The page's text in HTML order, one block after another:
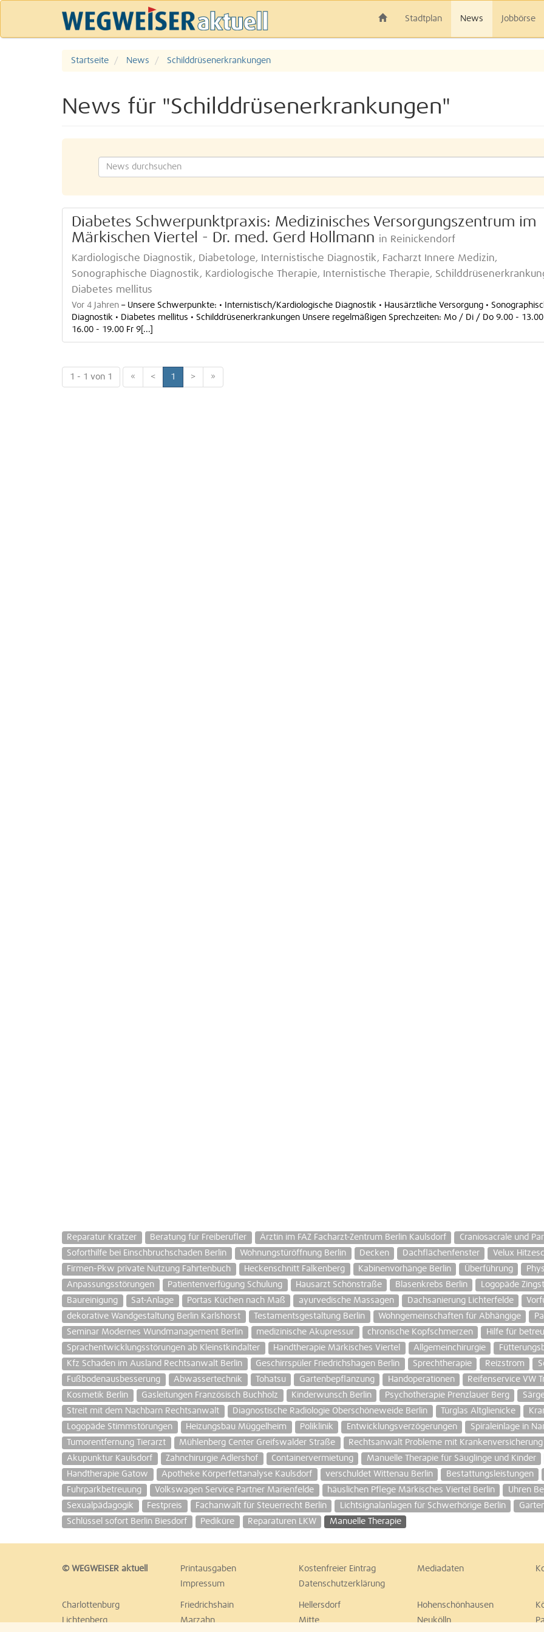
Stadtplan News Jobbörse
Startseite News Schilddrüsenerkrankungen
News für "Schilddrüsenerkrankungen"
Diabetes Schwerpunktpraxis: Medizinisches Versorgungszentrum im
Märkischen Viertel - Dr. med. Gerd Hollmann in Reinickendorf
Kardiologische Diagnostik, Diabetologe, Internistische Diagnostik, Facharzt Innere Medizin,
Sonographische Diagnostik, Kardiologische Therapie, Internistische Therapie,
Diabetes mellitus
Vor 4 Jahren – Unsere Schwerpunkte: • Internistisch/Kardiologische Diagnostik • Hausärztliche Versorgung •
Diagnostik • Diabetes mellitus • Schilddrüsenerkrankungen Unsere regelmäßigen Sprechzeiten: Mo / Di / Do 9.00 -
16.00 - 19.00 Fr 9[...]
1 - 1 von 1 « < 1 > »
Reparatur Kratzer Beratung für Freiberufler Ärztin im FAZ Facharzt-Zentrum Berlin Kaulsdorf Craniosacrale und
Soforthilfe bei Einschbruchschaden Berlin
Wohnungstüröffnung Berlin Decken Dachflächenfenster
Velux
Firmen-Pkw private Nutzung Fahrtenbuch
Heckenschnitt Falkenberg Kabinenvorhänge Berlin Überführung
Anpassungsstörungen
Patientenverfügung Schulung Hausarzt Schönstraße Blasenkrebs Berlin Logopäde
Baureinigung
Sat-Anlage Portas Küchen nach Maß ayurvedische Massagen Dachsanierung Lichterfelde
dekorative Wandgestaltung Berlin Karlshorst
Testamentsgestaltung Berlin Wohngemeinschaften für Abhängige
Seminar Modernes Wundmanagement Berlin
medizinische Akupressur chronische Kopfschmerzen
Hilfe für
Sprachentwicklungsstörungen ab Kleinstkindalter
Handtherapie Märkisches Viertel Allgemeinchirurgie
Kfz Schaden im Ausland Rechtsanwalt Berlin
Geschirrspüler Friedrichshagen Berlin Sprechtherapie Reizstrom
Fußbodenausbesserung
Abwassertechnik Tohatsu Gartenbepflanzung Handoperationen Reifenservice VW
Kosmetik Berlin
Gasleitungen Französisch Buchholz Kinderwunsch Berlin Psychotherapie Prenzlauer Berg
Streit mit dem Nachbarn Rechtsanwalt
Diagnostische Radiologie Oberschöneweide Berlin Türglas Altglienicke
Logopäde Stimmstörungen
Heizungsbau Müggelheim Poliklinik Entwicklungsverzögerungen Spiraleinlage in
Tumorentfernung Tierarzt
Mühlenberg Center Greifswalder Straße Rechtsanwalt Probleme mit Krankenversicherung
Akupunktur Kaulsdorf
Zahnchirurgie Adlershof Containervermietung Manuelle Therapie für Säuglinge und Kinder
Handtherapie Gatow
Apotheke Körperfettanalyse Kaulsdorf verschuldet Wittenau Berlin Bestattungsleistungen
Fuhrparkbetreuung
Volkswagen Service Partner Marienfelde häuslichen Pflege Märkisches Viertel Berlin Uhren
Sexualpädagogik
Festpreis Fachanwalt für Steuerrecht Berlin Lichtsignalanlagen für Schwerhörige Berlin
Schlüssel sofort Berlin Biesdorf
Pediküre Reparaturen LKW Manuelle Therapie
© WEGWEISER aktuell Printausgaben Kostenfreier Eintrag Mediadaten
Impressum
Datenschutzerklärung
Charlottenburg Friedrichshain Hellersdorf Hohenschönhausen
Lichtenberg
Marzahn Mitte Neukölln